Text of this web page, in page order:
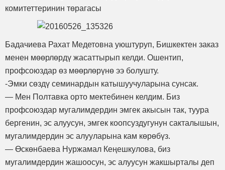
комитеттеринин төрагасы
Бадачиева Рахат Медетовна уюштуруп, Бишкектен заказ
менен мөөрлөрдү жасаттырып келди. Ошентип,
профсоюздар өз мөөрлөрүнө ээ болушту.
-Эмки сөздү семинардын катышуучуларына сунсак.
— Мен Полтавка орто мектебинен келдим. Биз
профсоюздар мугалимдердин эмгек акысын так, туура
бергенин, эс алуусун, эмгек коопсуздугунун сакталышын,
мугалимдердин эс алууларына кам көрөбүз.
— Өскөнбаева Нуржамал Кеңешкулова, биз
мугалимдердин жашоосун, эс алуусун жакшырталы деп